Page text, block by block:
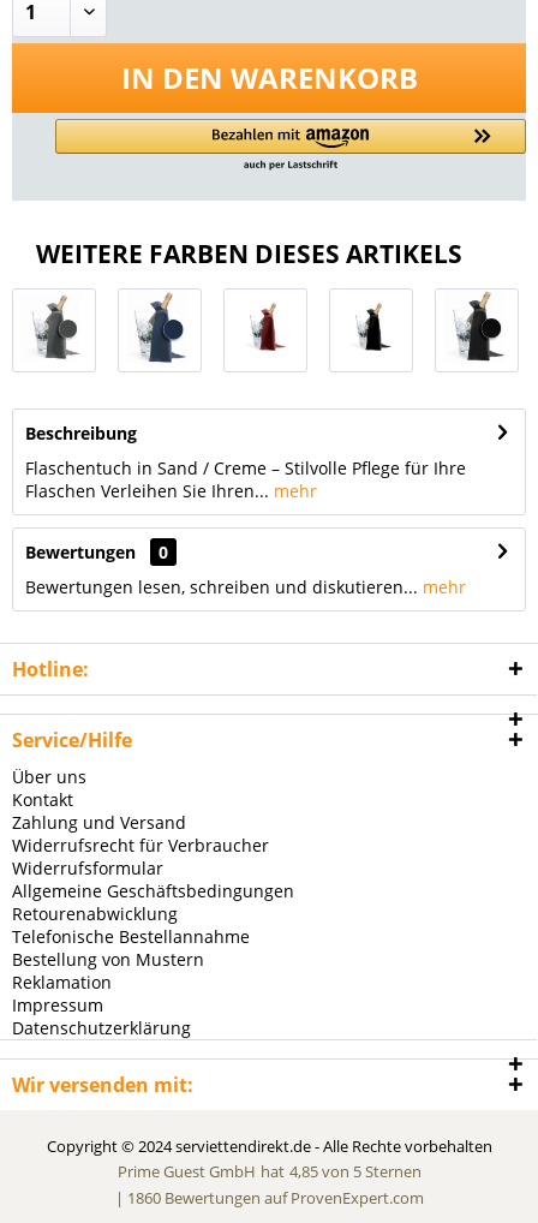
IN DEN WARENKORB
WEITERE FARBEN DIESES ARTIKELS
Beschreibung
Flaschentuch in Sand / Creme – Stilvolle Pflege für Ihre
Flaschen Verleihen Sie Ihren... mehr
Bewertungen
0
Bewertungen lesen, schreiben und diskutieren... mehr
Hotline:
Service/Hilfe
Über uns
Kontakt
Zahlung und Versand
Widerrufsrecht für Verbraucher
Widerrufsformular
Allgemeine Geschäftsbedingungen
Retourenabwicklung
Telefonische Bestellannahme
Bestellung von Mustern
Reklamation
Impressum
Datenschutzerklärung
Wir versenden mit:
Copyright © 2024 serviettendirekt.de - Alle Rechte vorbehalten
Prime Guest GmbH hat 4,85von 5Sternen
| 1860Bewertungen auf ProvenExpert.com